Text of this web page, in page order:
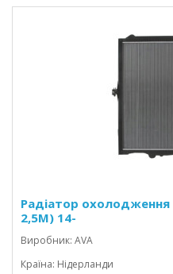
Радіатор охолодження
2,5M) 14-
Виробник: AVA
Країна: Нідерланди